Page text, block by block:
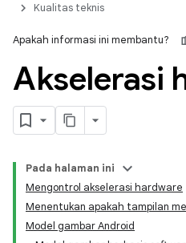
Kualitas teknis
Apakah informasi ini membantu?
Akselerasi
Pada halaman ini
Mengontrol akselerasi hardware
Menentukan apakah tampilan
Model gambar Android